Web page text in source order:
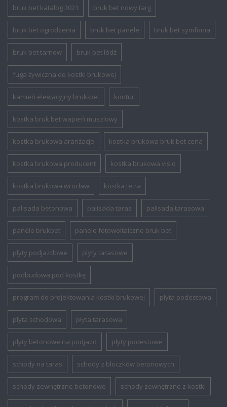
bruk bet katalog 2021 bruk bet nowy targ
bruk bet ogrodzenia bruk bet panele bruk bet symfonia
bruk bet tarnow bruk bet łódź
fuga żywiczna do kostki brukowej
kamień elewacyjny bruk-bet kontur
kostka bruk bet wapień muszlowy
kostka brukowa aranżacje kostka brukowa bruk bet cena
kostka brukowa producent kostka brukowa visio
kostka brukowa wrocław kostka tetra
palisada betonowa palisada taras palisada tarasowa
panele brukbet panele fotowoltaiczne bruk bet
plyty podjazdowe plyty tarasowe
podbudowa pod kostkę
program do projektowania kostki brukowej płyta podestowa
płyta schodowa płyta tarasowa
płyty betonowe na podjazd płyty podestowe
schody na taras schody z bloczków betonowych
schody zewnętrzne betonowe schody zewnętrzne z kostki